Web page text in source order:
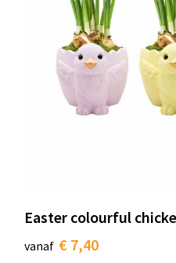
Easter colourful
vanaf € 7,40